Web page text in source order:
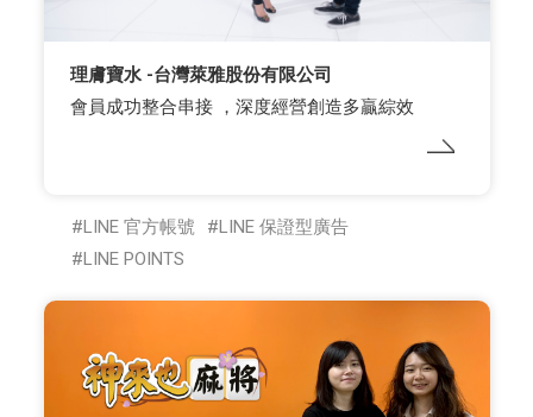
理膚寶水 -台灣萊雅股份有限公司
會員成功整合串接 ，深度經營創造多贏綜效
LINE 官方帳號
LINE 保證型廣告
LINE POINTS